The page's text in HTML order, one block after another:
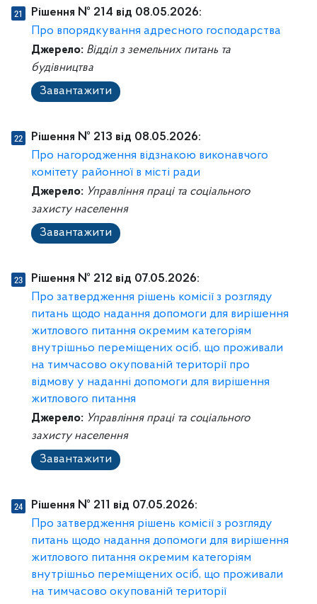
Рішення № 214 від 08.05.2026:
Про впорядкування адресного господарства
Джерело: Відділ з земельних питань та
будівництва
Завантажити
Рішення № 213 від 08.05.2026:
Про нагородження відзнакою виконавчого
комітету районної в місті ради
Джерело: Управління праці та соціального
захисту населення
Завантажити
Рішення № 212 від 07.05.2026:
Про затвердження рішень комісії з розгляду
питань щодо надання допомоги для вирішення
житлового питання окремим категоріям
внутрішньо переміщених осіб, що проживали
на тимчасово окупованій території про
відмову у наданні допомоги для вирішення
житлового питання
Джерело: Управління праці та соціального
захисту населення
Завантажити
Рішення № 211 від 07.05.2026:
Про затвердження рішень комісії з розгляду
питань щодо надання допомоги для вирішення
житлового питання окремим категоріям
внутрішньо переміщених осіб, що проживали
на тимчасово окупованій території